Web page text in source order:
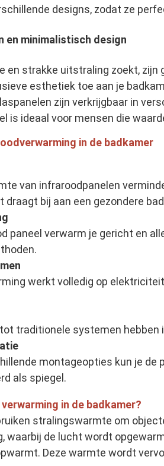
designs, zodat ze
en minimalistisch design
en strakke uitstraling zoekt,
esthetiek toe aan je
zijn verkrijgbaar in
is ideaal voor mensen die
in de badkamer
van infraroodpanelen
draagt bij aan een gezondere
paneel verwarm je gericht en
werkt volledig op
traditionele systemen hebben
montageopties kun je
als spiegel.
in de badkamer?
stralingswarmte om
waarbij de lucht wordt
Deze warmte wordt